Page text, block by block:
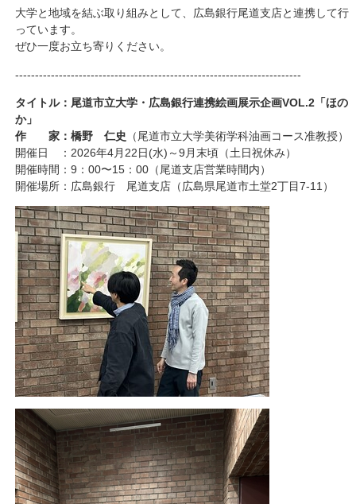
大学と地域を結ぶ取り組みとして、広島銀行尾道支店と連携して行
っています。
ぜひ一度お立ち寄りください。
------------------------------------------------------------------------
タイトル：尾道市立大学・広島銀行連携絵画展示企画VOL.2「ほの
か」
作 家：橋野 仁史 （尾道市立大学美術学科油画コース准教授）
開催日 ：2026年4月22日(水)～9月末頃（土日祝休み）
開催時間：9：00〜15：00（尾道支店営業時間内）
開催場所：広島銀行 尾道支店（広島県尾道市土堂2丁目7-11）